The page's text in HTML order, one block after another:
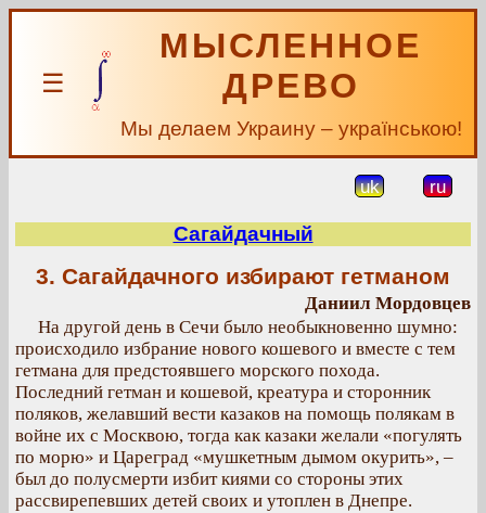
☰
МЫСЛЕННОЕ
ДРЕВО
Мы делаем Украину – українською!
uk ru
Сагайдачный
3. Сагайдачного избирают гетманом
Даниил Мордовцев
На другой день в Сечи было необыкновенно шумно:
происходило избрание нового кошевого и вместе с тем
гетмана для предстоявшего морского похода.
Последний гетман и кошевой, креатура и сторонник
поляков, желавший вести казаков на помощь полякам в
войне их с Москвою, тогда как казаки желали «погулять
по морю» и Цареград «мушкетным дымом окурить», –
был до полусмерти избит киями со стороны этих
рассвирепевших детей своих и утоплен в Днепре.